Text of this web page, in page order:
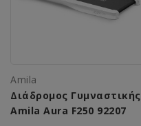
Amila
Διάδρομος Γυμναστικής
Amila Aura F250 92207